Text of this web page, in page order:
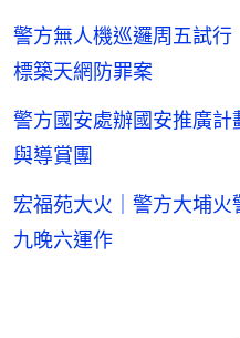
警方無人機巡邏周五試
標築天網防罪案
警方國安處辦國安推廣
與導賞團
宏福苑大火｜警方大埔
九晚六運作